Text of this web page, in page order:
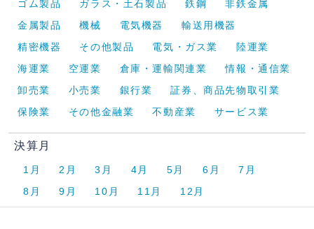
ゴム製品
ガラス・土石製品 鉄鋼
非鉄金属
金属製品
機械 電気機器
輸送用機器
精密機器
その他製品 電気・ガス業
陸運業
海運業
空運業 倉庫・運輸関連業
情報・通信業
卸売業
小売業 銀行業
証券、商品先物取引業
保険業
その他金融業 不動産業 サービス業
決算月
1月 2月 3月 4月 5月 6月
7月
8月
9月 10月 11月 12月